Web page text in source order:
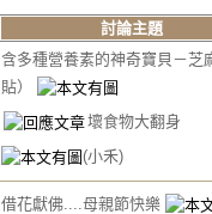
討論主題
含多種營養素的神奇寶貝－芝
貼）
壞食物大翻身
(小禾)
借花獻佛....母親節快樂